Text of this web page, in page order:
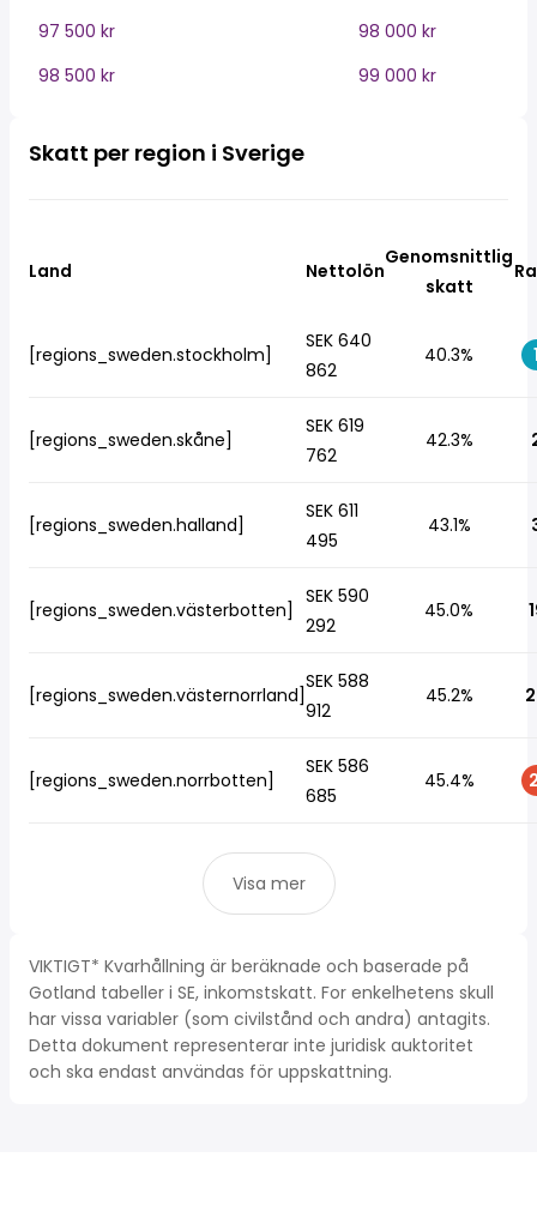
97 500 kr
98 000 kr
98 500 kr
99 000 kr
Skatt per region i Sverige
Land Nettolön
Genomsnittlig
skatt
[regions_sweden.stockholm]
SEK 640
862
40.3%
[regions_sweden.skåne]
SEK 619
762
42.3%
[regions_sweden.halland]
SEK 611
495
43.1%
[regions_sweden.västerbotten]
SEK 590
292
45.0%
[regions_sweden.västernorrland]
SEK 588
912
45.2%
[regions_sweden.norrbotten]
SEK 586
685
45.4%
Visa mer
VIKTIGT* Kvarhållning är beräknade och baserade på
Gotland tabeller i SE, inkomstskatt. For enkelhetens skull
har vissa variabler (som civilstånd och andra) antagits.
Detta dokument representerar inte juridisk auktoritet
och ska endast användas för uppskattning.